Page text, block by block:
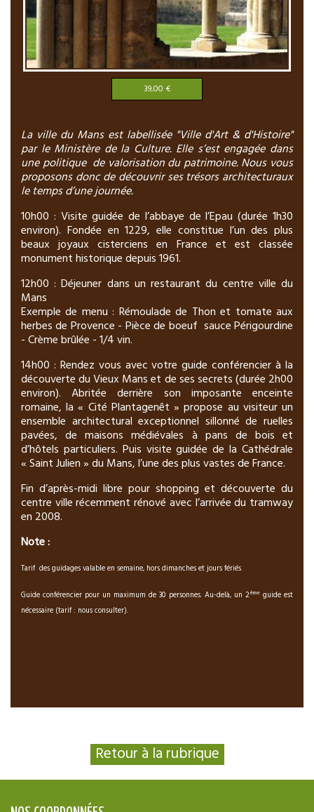
39,00 €
La ville du Mans est labellisée "Ville d'Art & d'Histoire"
par le Ministère de la Culture. Elle s’est engagée dans
une politique de valorisation du patrimoine. Nous vous
proposons donc de découvrir ses trésors architecturaux
le temps d’une journée.
10h00 : Visite guidée de l’abbaye de l’Epau (durée 1h30
environ). Fondée en 1229, elle constitue l’un des plus
beaux joyaux cisterciens en France et est classée
monument historique depuis 1961.
12h00 : Déjeuner dans un restaurant du centre ville du
Mans
Exemple de menu : Rémoulade de Thon et tomate aux
herbes de Provence - Pièce de boeuf sauce Périgourdine
- Crème brûlée - 1/4 vin.
14h00 : Rendez vous avec votre guide conférencier à la
découverte du Vieux Mans et de ses secrets (durée 2h00
environ). Abritée derrière son imposante enceinte
romaine, la « Cité Plantagenêt » propose au visiteur un
ensemble architectural exceptionnel sillonné de ruelles
pavées, de maisons médiévales à pans de bois et
d’hôtels particuliers. Puis visite guidée de la Cathédrale
« Saint Julien » du Mans, l’une des plus vastes de France.
Fin d’après-midi libre pour shopping et découverte du
centre ville récemment rénové avec l’arrivée du tramway
en 2008.
Note :
Tarif des guidages valable en semaine, hors dimanches et jours fériés
Guide conférencier pour un maximum de 30 personnes. Au-delà, un 2èmeguide est
nécessaire (tarif : nous consulter).
Retour à la rubrique